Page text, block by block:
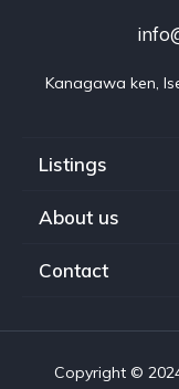
Listings
About us
Contact
Copyright ©